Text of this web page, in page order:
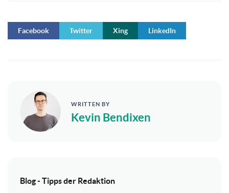
Facebook Twitter Xing LinkedIn
WRITTEN BY
Kevin Bendixen
Blog - Tipps der Redaktion